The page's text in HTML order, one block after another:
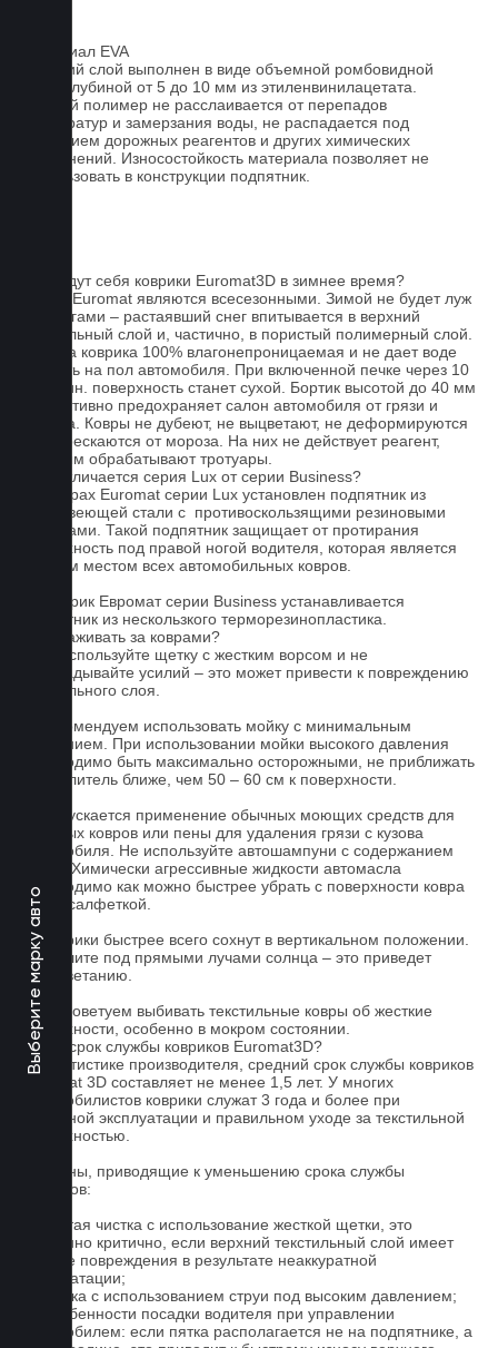
Выберите марку авто
Материал EVA
Верхний слой выполнен в виде объемной ромбовидной
сетки глубиной от 5 до 10 мм из этиленвинилацетата.
Данный полимер не расслаивается от перепадов
температур и замерзания воды, не распадается под
действием дорожных реагентов и других химических
загрязнений. Износостойкость материала позволяет не
использовать в конструкции подпятник.
Как ведут себя коврики Euromat3D в зимнее время?
Ковры Euromat являются всесезонными. Зимой не будет луж
под ногами – растаявший снег впитывается в верхний
текстильный слой и, частично, в пористый полимерный слой.
Основа коврика 100% влагонепроницаемая и не дает воде
попасть на пол автомобиля. При включенной печке через 10
- 15 мин. поверхность станет сухой. Бортик высотой до 40 мм
эффективно предохраняет салон автомобиля от грязи и
мусора. Ковры не дубеют, не выцветают, не деформируются
и не трескаются от мороза. На них не действует реагент,
которым обрабатывают тротуары.
Чем отличается серия Lux от серии Business?
На коврах Euromat серии Lux установлен подпятник из
нержавеющей стали с противоскользящими резиновыми
вставками. Такой подпятник защищает от протирания
поверхность под правой ногой водителя, которая является
слабым местом всех автомобильных ковров.
На коврик Евромат серии Business устанавливается
подпятник из нескользкого терморезинопластика.
Как ухаживать за коврами?
1.Не используйте щетку с жестким ворсом и не
прикладывайте усилий – это может привести к повреждению
текстильного слоя.
2. Рекомендуем использовать мойку с минимальным
давлением. При использовании мойки высокого давления
необходимо быть максимально осторожными, не приближать
распылитель ближе, чем 50 – 60 см к поверхности.
3. Допускается применение обычных моющих средств для
бытовых ковров или пены для удаления грязи с кузова
автомобиля. Не используйте автошампуни с содержанием
воска! Химически агрессивные жидкости автомасла
необходимо как можно быстрее убрать с поверхности ковра
сухой салфеткой.
4. Коврики быстрее всего сохнут в вертикальном положении.
Не сушите под прямыми лучами солнца – это приведет
к выцветанию.
5. Не советуем выбивать текстильные ковры об жесткие
поверхности, особенно в мокром состоянии.
Какой срок службы ковриков Euromat3D?
По статистике производителя, средний срок службы ковриков
Euromat 3D составляет не менее 1,5 лет. У многих
автомобилистов коврики служат 3 года и более при
бережной эксплуатации и правильном уходе за текстильной
поверхностью.
Причины, приводящие к уменьшению срока службы
ковриков:
1. Частая чистка с использование жесткой щетки, это
особенно критично, если верхний текстильный слой имеет
мелкие повреждения в результате неаккуратной
эксплуатации;
2. Мойка с использованием струи под высоким давлением;
3. Особенности посадки водителя при управлении
автомобилем: если пятка располагается не на подпятнике, а